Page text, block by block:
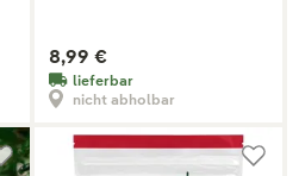
8,99 €
lieferbar
nicht abholbar